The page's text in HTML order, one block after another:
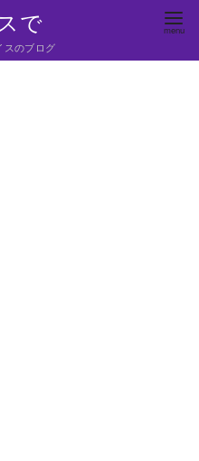
で
スのブログ